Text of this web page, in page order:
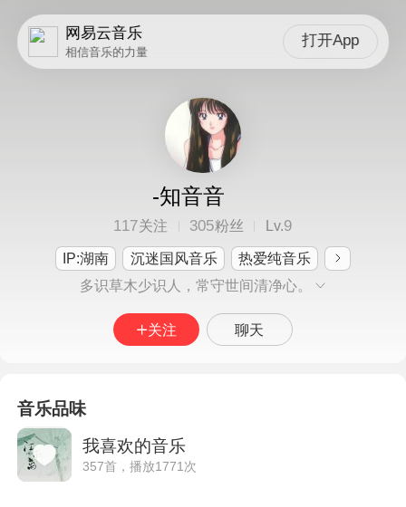
网易云音乐
相信音乐的力量
打开App
-知音音
117关注 305粉丝 Lv.9
IP:湖南 沉迷国风音乐
热爱纯音乐
多识草木少识人，常守世间清净心。
关注 聊天
音乐品味
我喜欢的音乐
357首，播放1771次